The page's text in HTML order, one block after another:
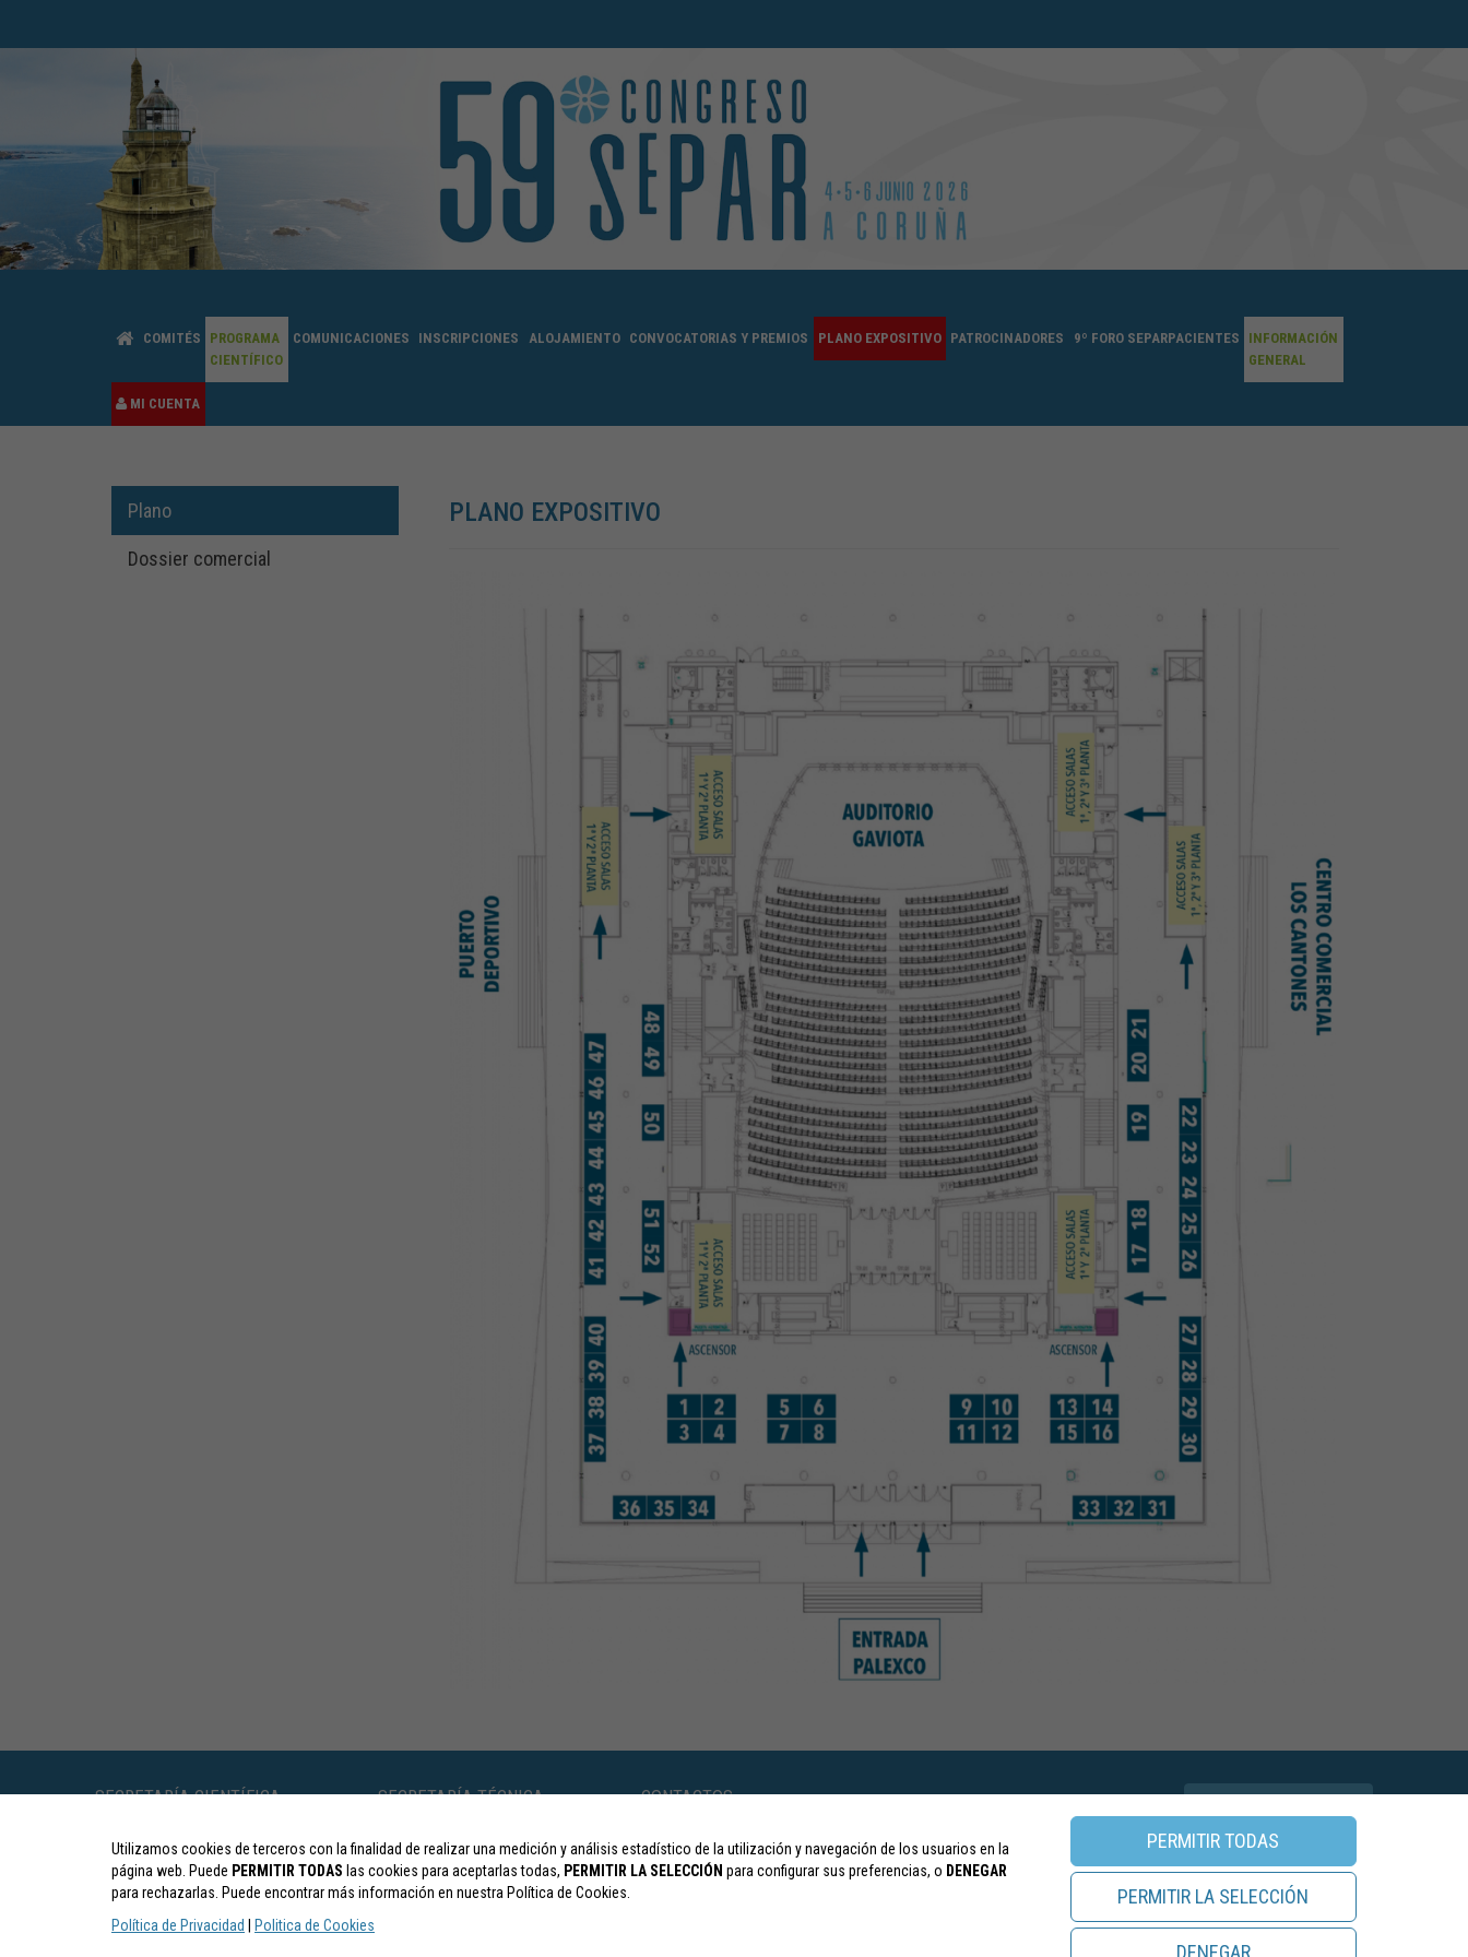
COMITÉS
PROGRAMA
CIENTÍFICO
COMUNICACIONES INSCRIPCIONES ALOJAMIENTO CONVOCATORIAS Y PREMIOS PLANO EXPOSITIVO PATROCINADORES 9º FORO SEPARPACIENTES
INFORMACIÓN
GENERAL
MI CUENTA
Plano
Dossier comercial
PLANO EXPOSITIVO
SECRETARÍA CIENTÍFICA SECRETARÍA TÉCNICA
separ@viajeseci.es
CONTACTOS
Inscripciones: separ.inscripciones@viajeseci.es
Alojamiento: separ.alojamiento@viajeseci.es
Utilizamos cookies de terceros con la finalidad de realizar una medición y análisis estadístico de la utilización y navegación de los usuarios en la
página web. Puede PERMITIR TODAS las cookies para aceptarlas todas, PERMITIR LA SELECCIÓN para configurar sus preferencias, o DENEGAR
para rechazarlas. Puede encontrar más información en nuestra Política de Cookies.
Política de Privacidad
Politica de Cookies
PERMITIR TODAS
PERMITIR LA SELECCIÓN
DENEGAR